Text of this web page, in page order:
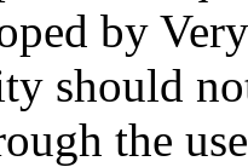
by
should
the